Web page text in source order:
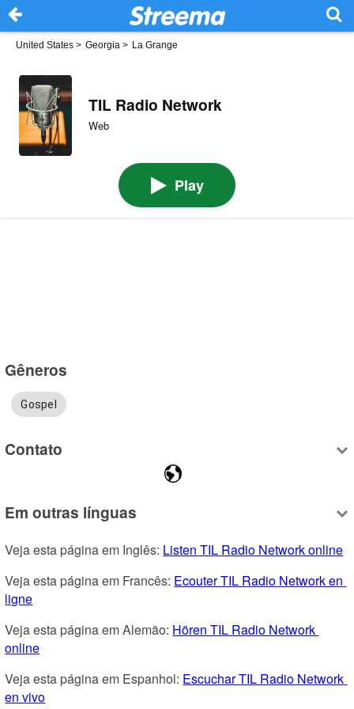
United States > Georgia > La Grange
TIL Radio Network
Web
Play
Gêneros
Gospel
Contato
Em outras línguas
Veja esta página em Inglês: Listen TIL Radio Network online
Veja esta página em Francês: Ecouter TIL Radio Network en
ligne
Veja esta página em Alemão: Hören TIL Radio Network
online
Veja esta página em Espanhol: Escuchar TIL Radio Network
en vivo